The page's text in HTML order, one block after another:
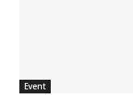
Event